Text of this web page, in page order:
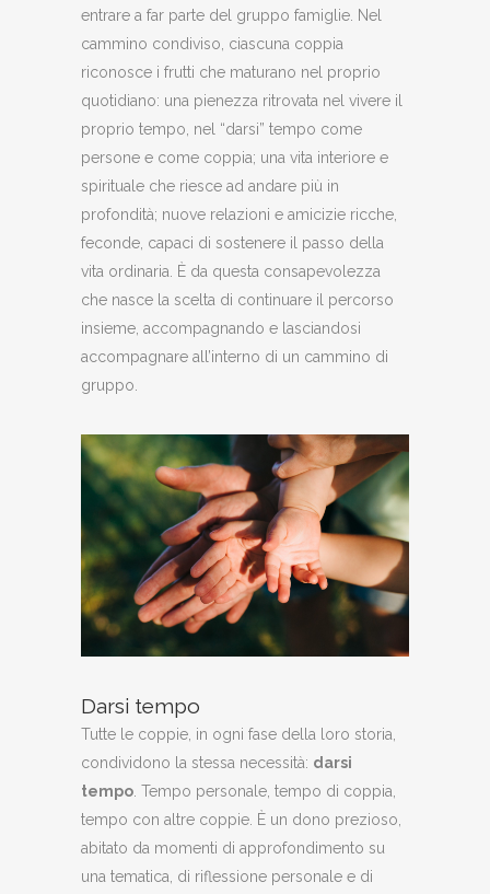
entrare a far parte del gruppo famiglie. Nel
cammino condiviso, ciascuna coppia
riconosce i frutti che maturano nel proprio
quotidiano: una pienezza ritrovata nel vivere il
proprio tempo, nel “darsi” tempo come
persone e come coppia; una vita interiore e
spirituale che riesce ad andare più in
profondità; nuove relazioni e amicizie ricche,
feconde, capaci di sostenere il passo della
vita ordinaria. È da questa consapevolezza
che nasce la scelta di continuare il percorso
insieme, accompagnando e lasciandosi
accompagnare all’interno di un cammino di
gruppo.
Darsi tempo
Tutte le coppie, in ogni fase della loro storia,
condividono la stessa necessità: darsi
tempo . Tempo personale, tempo di coppia,
tempo con altre coppie. È un dono prezioso,
abitato da momenti di approfondimento su
una tematica, di riflessione personale e di